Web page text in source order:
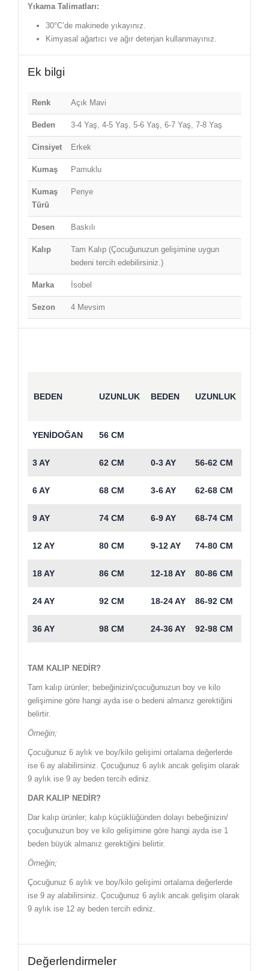
Yıkama Talimatları:
30°C’de makinede yıkayınız.
Kimyasal ağartıcı ve ağır deterjan kullanmayınız.
Ek bilgi
Renk Açık Mavi
Beden 3-4 Yaş, 4-5 Yaş, 5-6 Yaş, 6-7 Yaş, 7-8 Yaş
Cinsiyet Erkek
Kumaş Pamuklu
Kumaş
Türü
Penye
Desen Baskılı
Kalıp
Tam Kalıp (Çocuğunuzun gelişimine uygun
bedeni tercih edebilirsiniz.)
Marka İsobel
Sezon 4 Mevsim
BEDEN UZUNLUK BEDEN UZUNLUK
YENİDOĞAN 56 CM
3 AY 62 CM 0-3 AY 56-62 CM
6 AY 68 CM 3-6 AY 62-68 CM
9 AY 74 CM 6-9 AY 68-74 CM
12 AY 80 CM 9-12 AY 74-80 CM
18 AY 86 CM 12-18 AY 80-86 CM
24 AY 92 CM 18-24 AY 86-92 CM
36 AY 98 CM 24-36 AY 92-98 CM
TAM KALIP NEDİR?
Tam kalıp ürünler; bebeğinizin/çocuğunuzun boy ve kilo
gelişimine göre hangi ayda ise o bedeni almanız gerektiğini
belirtir.
Örneğin;
Çocuğunuz 6 aylık ve boy/kilo gelişimi ortalama değerlerde
ise 6 ay alabilirsiniz. Çocuğunuz 6 aylık ancak gelişim olarak
9 aylık ise 9 ay beden tercih ediniz.
DAR KALIP NEDİR?
Dar kalıp ürünler; kalıp küçüklüğünden dolayı bebeğinizin/
çocuğunuzun boy ve kilo gelişimine göre hangi ayda ise 1
beden büyük almanız gerektiğini belirtir.
Örneğin;
Çocuğunuz 6 aylık ve boy/kilo gelişimi ortalama değerlerde
ise 9 ay alabilirsiniz. Çocuğunuz 6 aylık ancak gelişim olarak
9 aylık ise 12 ay beden tercih ediniz.
Değerlendirmeler